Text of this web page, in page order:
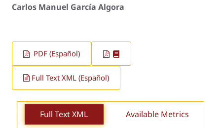
Carlos Manuel García Algora
PDF (Español)
Full Text XML (Español)
Full Text XML Available Metrics